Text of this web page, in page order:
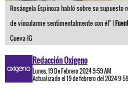
Rosángela Espinoza habló sobre su supuesto
de vincularme sentimentalmente con él" |
Cueva IG
Redacción Oxigeno
Lunes, 19 De Febrero 2024 9:59 AM
Actualizado el 19 de febrero del 2024